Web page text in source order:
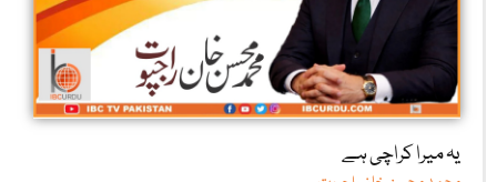
یہ میرا کراچی ہے